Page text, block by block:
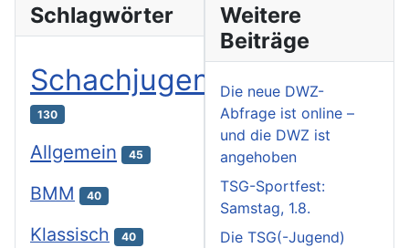
Schlagwörter
Schachjugend
130
Allgemein 45
BMM 40
Klassisch 40
Weitere
Beiträge
Die neue DWZ-
Abfrage ist online –
und die DWZ ist
angehoben
TSG-Sportfest:
Samstag, 1.8.
Die TSG(-Jugend)